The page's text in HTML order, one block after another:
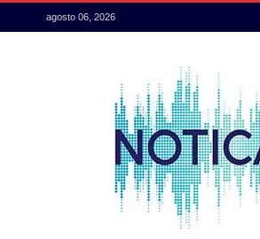
agosto 06, 2026